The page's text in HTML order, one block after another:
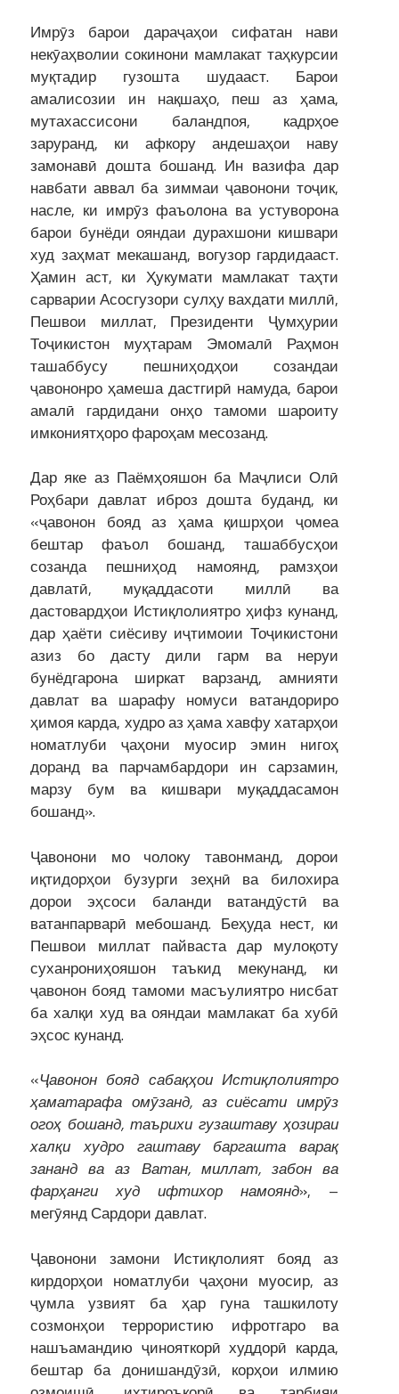
Имрӯз барои дараҷаҳои сифатан нави
некӯаҳволии сокинони мамлакат таҳкурсии
муқтадир гузошта шудааст. Барои
амалисозии ин нақшаҳо, пеш аз ҳама,
мутахассисони баландпоя, кадрҳое
заруранд, ки афкору андешаҳои наву
замонавӣ дошта бошанд. Ин вазифа дар
навбати аввал ба зиммаи ҷавонони тоҷик,
насле, ки имрӯз фаъолона ва устуворона
барои бунёди ояндаи дурахшони кишвари
худ заҳмат мекашанд, вогузор гардидааст.
Ҳамин аст, ки Ҳукумати мамлакат таҳти
сарварии Асосгузори сулҳу вахдати миллӣ,
Пешвои миллат, Президенти Ҷумҳурии
Тоҷикистон муҳтарам Эмомалӣ Раҳмон
ташаббусу пешниҳодҳои созандаи
ҷавононро ҳамеша дастгирӣ намуда, барои
амалӣ гардидани онҳо тамоми шароиту
имкониятҳоро фароҳам месозанд.
Дар яке аз Паёмҳояшон ба Маҷлиси Олӣ
Роҳбари давлат иброз дошта буданд, ки
«ҷавонон бояд аз ҳама қишрҳои ҷомеа
бештар фаъол бошанд, ташаббусҳои
созанда пешниҳод намоянд, рамзҳои
давлатӣ, муқаддасоти миллӣ ва
дастовардҳои Истиқлолиятро ҳифз кунанд,
дар ҳаёти сиёсиву иҷтимоии Тоҷикистони
азиз бо дасту дили гарм ва неруи
бунёдгарона ширкат варзанд, амнияти
давлат ва шарафу номуси ватандориро
ҳимоя карда, худро аз ҳама хавфу хатарҳои
номатлуби ҷаҳони муосир эмин нигоҳ
доранд ва парчамбардори ин сарзамин,
марзу бум ва кишвари муқаддасамон
бошанд».
Ҷавонони мо чолоку тавонманд, дорои
иқтидорҳои бузурги зеҳнӣ ва билохира
дорои эҳсоси баланди ватандӯстӣ ва
ватанпарварӣ мебошанд. Беҳуда нест, ки
Пешвои миллат пайваста дар мулоқоту
суханрониҳояшон таъкид мекунанд, ки
ҷавонон бояд тамоми масъулиятро нисбат
ба халқи худ ва ояндаи мамлакат ба хубӣ
эҳсос кунанд.
«Ҷавонон бояд сабақҳои Истиқлолиятро
ҳаматарафа омӯзанд, аз сиёсати имрӯз
огоҳ бошанд, таърихи гузаштаву ҳозираи
халқи худро гаштаву баргашта варақ
зананд ва аз Ватан, миллат, забон ва
фарҳанги худ ифтихор намоянд», –
мегӯянд Сардори давлат.
Ҷавонони замони Истиқлолият бояд аз
кирдорҳои номатлуби ҷаҳони муосир, аз
ҷумла узвият ба ҳар гуна ташкилоту
созмонҳои террористию ифротгаро ва
нашъамандию ҷинояткорӣ худдорӣ карда,
бештар ба донишандӯзӣ, корҳои илмию